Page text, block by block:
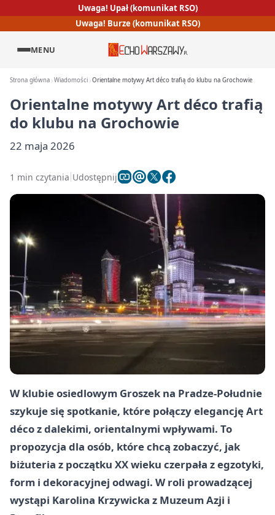
Uwaga! Upał (komunikat RSO)
Uwaga! Burze (komunikat RSO)
MENU
Strona główna Wiadomości Orientalne motywy Art déco trafią do klubu na Grochowie
Orientalne motywy Art déco trafią
do klubu na Grochowie
22 maja 2026
1 min czytania Udostępnij
W klubie osiedlowym Groszek na Pradze-Południe
szykuje się spotkanie, które połączy elegancję Art
déco z dalekimi, orientalnymi wpływami. To
propozycja dla osób, które chcą zobaczyć, jak
biżuteria z początku XX wieku czerpała z egzotyki,
form i dekoracyjnej odwagi. W roli prowadzącej
wystąpi Karolina Krzywicka z Muzeum Azji i